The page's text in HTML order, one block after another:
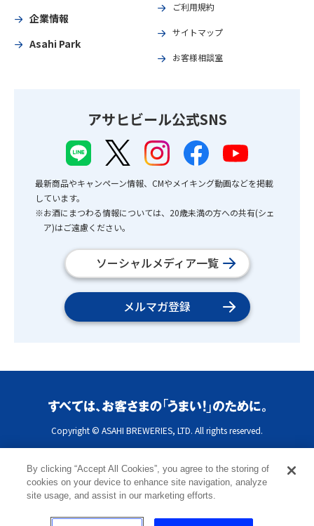
企業情報
Asahi Park
ご利用規約
サイトマップ
お客様相談室
アサヒビール公式SNS
最新商品やキャンペーン情報、CMやメイキング動画などを掲載
しています。
※お酒にまつわる情報については、20歳未満の方への共有(シェ
ア)はご遠慮ください。
ソーシャルメディア一覧
メルマガ登録
Copyright © ASAHI BREWERIES, LTD. All rights reserved.
By clicking “Accept All Cookies”, you agree to the storing of
cookies on your device to enhance site navigation, analyze
site usage, and assist in our marketing efforts.